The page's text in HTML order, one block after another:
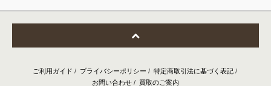
ご利用ガイド / プライバシーポリシー / 特定商取引法に基づく表記/
お問い合わせ / 買取のご案内